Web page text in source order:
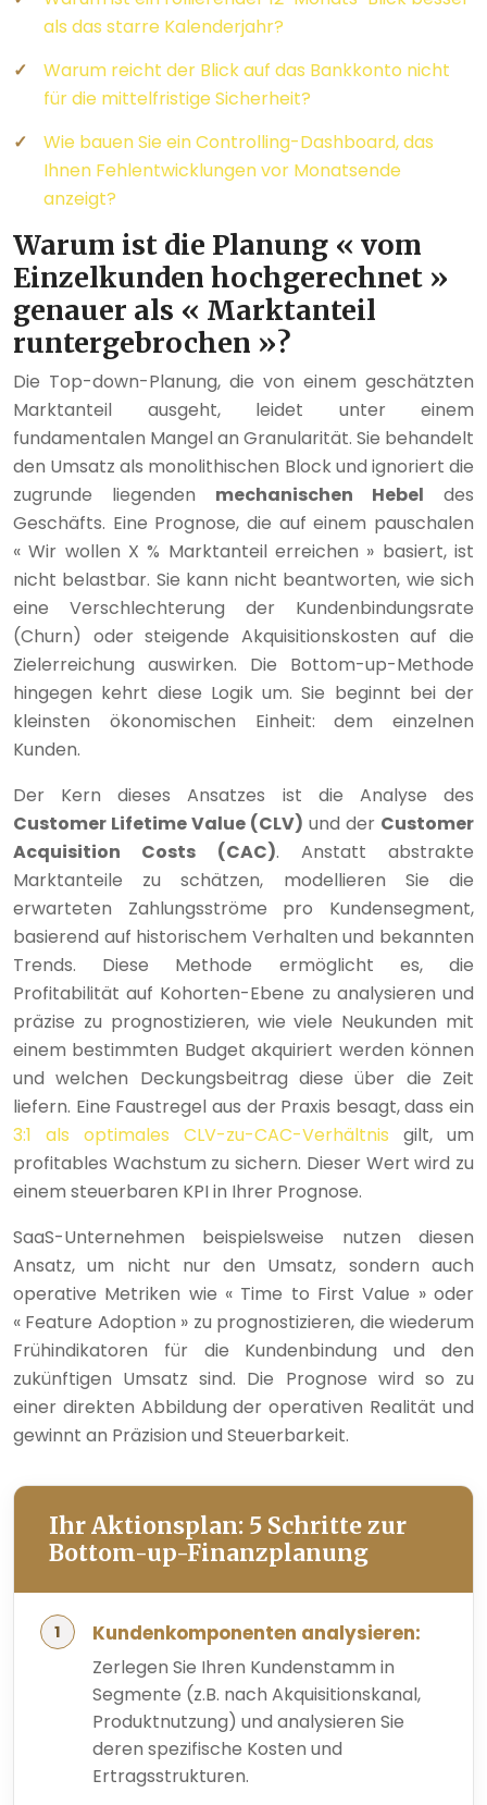
als das starre Kalenderjahr?
Warum reicht der Blick auf das Bankkonto nicht
für die mittelfristige Sicherheit?
Wie bauen Sie ein Controlling-Dashboard, das
Ihnen Fehlentwicklungen vor Monatsende
anzeigt?
Warum ist die Planung « vom
Einzelkunden hochgerechnet »
genauer als « Marktanteil
runtergebrochen »?
Die Top-down-Planung, die von einem geschätzten
Marktanteil ausgeht, leidet unter einem
fundamentalen Mangel an Granularität. Sie behandelt
den Umsatz als monolithischen Block und ignoriert die
zugrunde liegenden mechanischen Hebel des
Geschäfts. Eine Prognose, die auf einem pauschalen
« Wir wollen X % Marktanteil erreichen » basiert, ist
nicht belastbar. Sie kann nicht beantworten, wie sich
eine Verschlechterung der Kundenbindungsrate
(Churn) oder steigende Akquisitionskosten auf die
Zielerreichung auswirken. Die Bottom-up-Methode
hingegen kehrt diese Logik um. Sie beginnt bei der
kleinsten ökonomischen Einheit: dem einzelnen
Kunden.
Der Kern dieses Ansatzes ist die Analyse des
Customer Lifetime Value (CLV) und der Customer
Acquisition Costs (CAC). Anstatt abstrakte
Marktanteile zu schätzen, modellieren Sie die
erwarteten Zahlungsströme pro Kundensegment,
basierend auf historischem Verhalten und bekannten
Trends. Diese Methode ermöglicht es, die
Profitabilität auf Kohorten-Ebene zu analysieren und
präzise zu prognostizieren, wie viele Neukunden mit
einem bestimmten Budget akquiriert werden können
und welchen Deckungsbeitrag diese über die Zeit
liefern. Eine Faustregel aus der Praxis besagt, dass ein
3:1 als optimales CLV-zu-CAC-Verhältnis gilt, um
profitables Wachstum zu sichern. Dieser Wert wird zu
einem steuerbaren KPI in Ihrer Prognose.
SaaS-Unternehmen beispielsweise nutzen diesen
Ansatz, um nicht nur den Umsatz, sondern auch
operative Metriken wie « Time to First Value » oder
« Feature Adoption » zu prognostizieren, die wiederum
Frühindikatoren für die Kundenbindung und den
zukünftigen Umsatz sind. Die Prognose wird so zu
einer direkten Abbildung der operativen Realität und
gewinnt an Präzision und Steuerbarkeit.
Ihr Aktionsplan: 5 Schritte zur
Bottom-up-Finanzplanung
Kundenkomponenten analysieren:
Zerlegen Sie Ihren Kundenstamm in
Segmente (z.B. nach Akquisitionskanal,
Produktnutzung) und analysieren Sie
deren spezifische Kosten und
Ertragsstrukturen.